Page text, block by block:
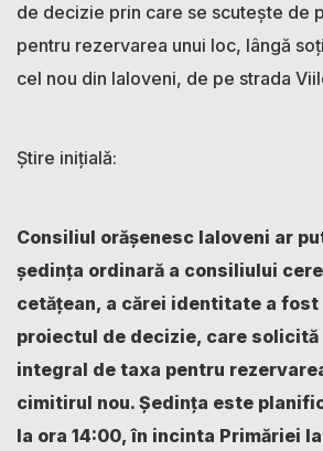
de decizie prin care se scutește de
pentru rezervarea unui loc, lângă
cel nou din Ialoveni, de pe strada
Știre inițială:
Consiliul orășenesc Ialoveni ar
ședința ordinară a consiliului
cetățean, a cărei identitate a
proiectul de decizie, care
integral de taxa pentru
cimitirul nou. Ședința este
la ora 14:00, în incinta Primăriei